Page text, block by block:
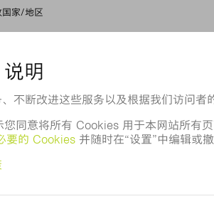
国家/地区
地图？